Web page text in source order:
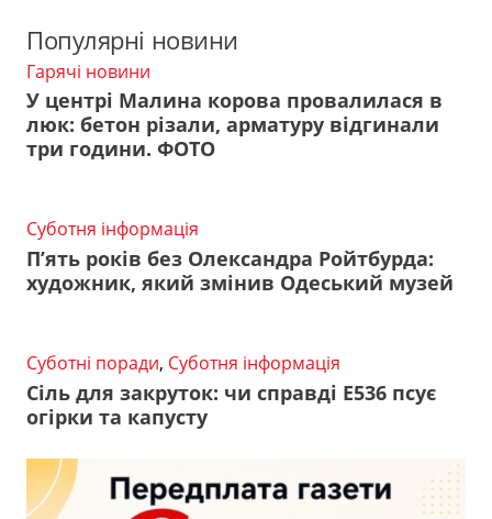
Популярні новини
Гарячі новини
У центрі Малина корова провалилася в
люк: бетон різали, арматуру відгинали
три години. ФОТО
Суботня інформація
П’ять років без Олександра Ройтбурда:
художник, який змінив Одеський музей
Суботні поради, Суботня інформація
Сіль для закруток: чи справді Е536 псує
огірки та капусту